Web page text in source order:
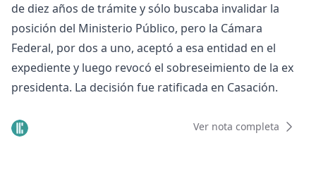
de diez años de trámite y sólo buscaba invalidar la
posición del Ministerio Público, pero la Cámara
Federal, por dos a uno, aceptó a esa entidad en el
expediente y luego revocó el sobreseimiento de la ex
presidenta. La decisión fue ratificada en Casación.
Ver nota completa